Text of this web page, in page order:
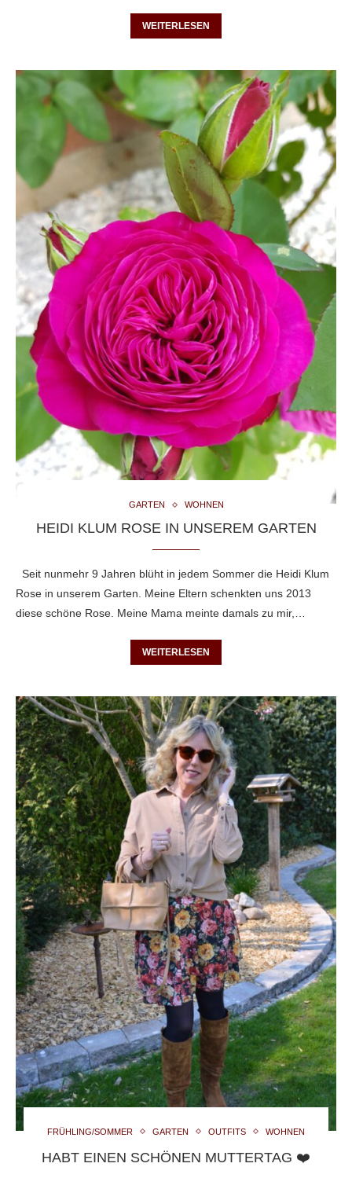
WEITERLESEN
GARTEN WOHNEN
HEIDI KLUM ROSE IN UNSEREM GARTEN
Seit nunmehr 9 Jahren blüht in jedem Sommer die Heidi Klum
Rose in unserem Garten. Meine Eltern schenkten uns 2013
diese schöne Rose. Meine Mama meinte damals zu mir,…
WEITERLESEN
FRÜHLING/SOMMER GARTEN OUTFITS WOHNEN
HABT EINEN SCHÖNEN MUTTERTAG ❤️